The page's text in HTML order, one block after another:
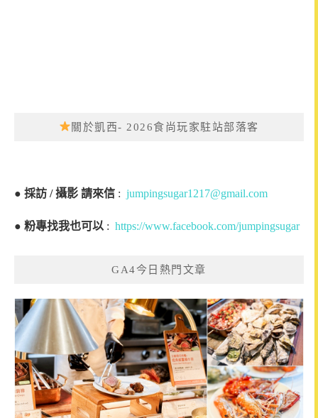
關於凱西- 2026食尚玩家駐站部落客
● 採訪 / 攝影 請來信 : jumpingsugar1217@gmail.com
● 粉專找我也可以 : https://www.facebook.com/jumpingsugar
GA4今日熱門文章